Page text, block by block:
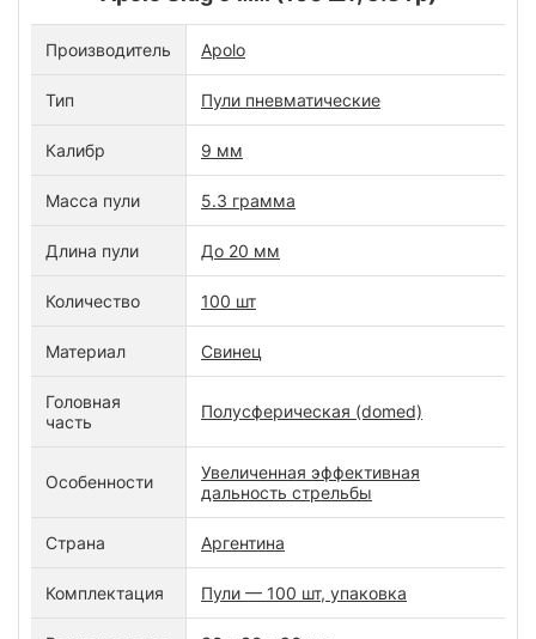
Производитель Apolo
Тип Пули пневматические
Калибр 9 мм
Масса пули 5.3 грамма
Длина пули До 20 мм
Количество 100 шт
Материал Свинец
Головная
часть
Полусферическая (domed)
Особенности
Увеличенная эффективная
дальность стрельбы
Страна Аргентина
Комплектация Пули — 100 шт, упаковка